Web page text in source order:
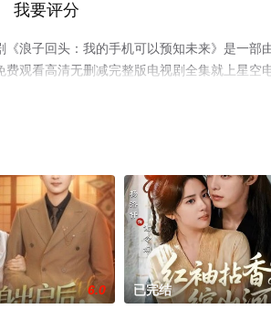
我要评分
《浪子回头：我的手机可以预知未来》是一
费观看高清无删减完整版电视剧全集就上星
6.0 已完结